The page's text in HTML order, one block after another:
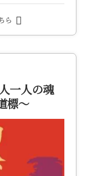
ら
一人の魂
標～